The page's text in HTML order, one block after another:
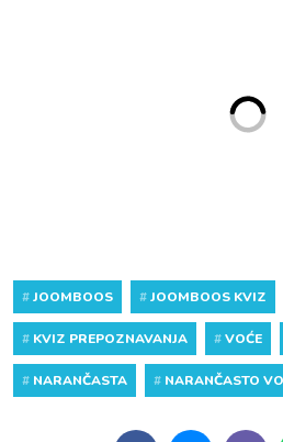
#JOOMBOOS #JOOMBOOS KVIZ
# KVIZ PREPOZNAVANJA #VOĆE
# NARANČASTA # NARANČASTO